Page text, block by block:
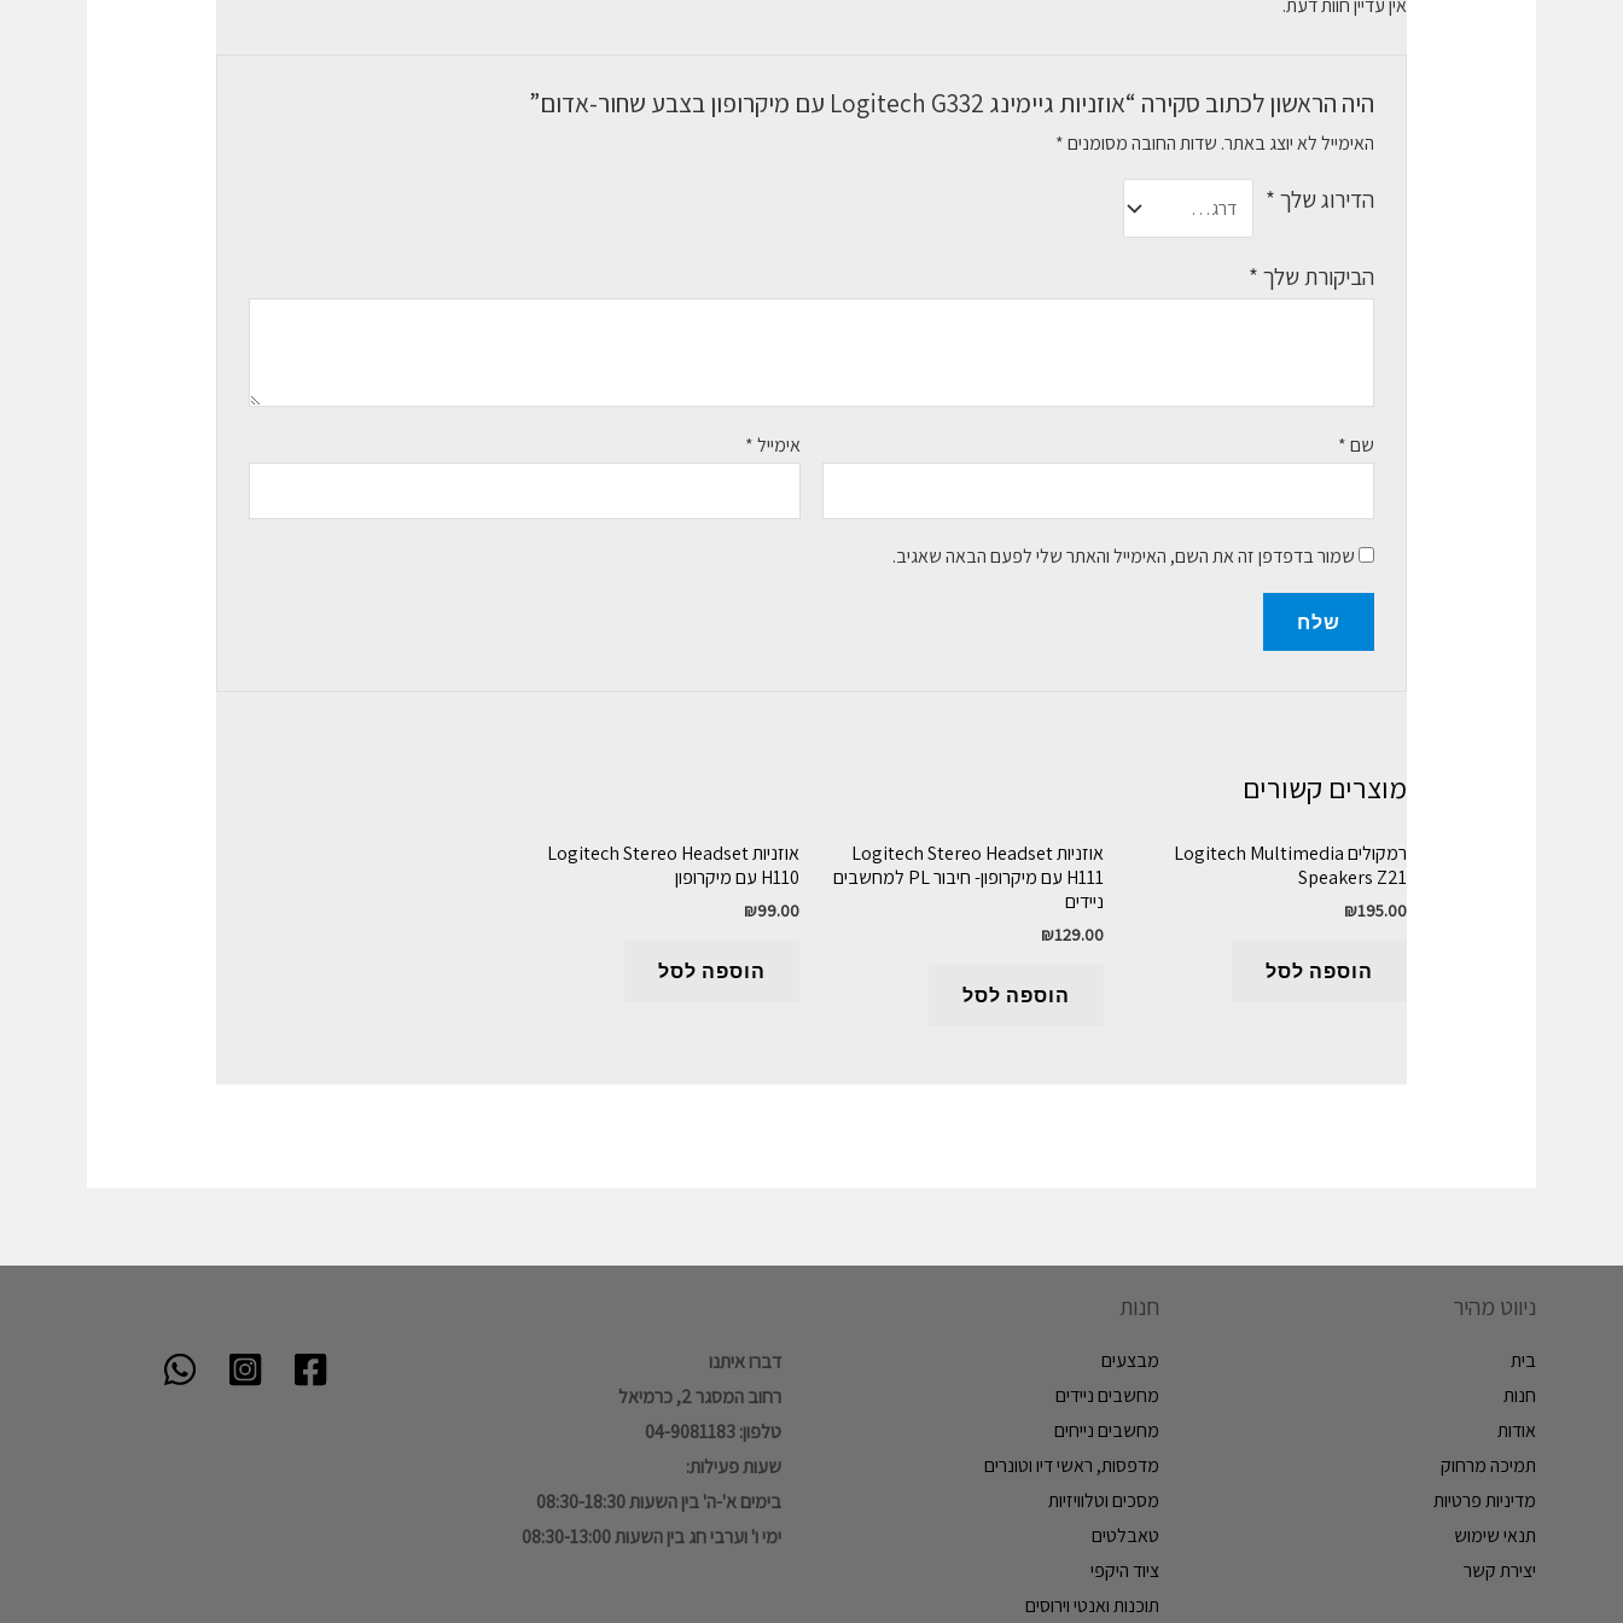
אין עדיין חוות דעת.
היה הראשון לכתוב סקירה “אוזניות גיימינג Logitech G332 עם מיקרופון בצבע שחור-אדום”
האימייל לא יוצג באתר. שדות החובה מסומנים*
הדירוג שלך*
הביקורת שלך*
שם* אימייל*
שמור בדפדפן זה את השם, האימייל והאתר שלי לפעם הבאה שאגיב.
מוצרים קשורים
רמקולים Logitech Multimedia
Speakers Z21
₪195.00
הוספה לסל
אוזניות Logitech Stereo Headset
H111 עם מיקרופון- חיבור PL למחשבים
ניידים
₪129.00
הוספה לסל
אוזניות Logitech Stereo Headset
H110 עם מיקרופון
₪99.00
הוספה לסל
ניווט מהיר
בית
חנות
אודות
תמיכה מרחוק
מדיניות פרטיות
תנאי שימוש
יצירת קשר
חנות
מבצעים
מחשבים ניידים
מחשבים נייחים
מדפסות, ראשי דיו וטונרים
מסכים וטלוויזיות
טאבלטים
ציוד היקפי
תוכנות ואנטי וירוסים
דברו איתנו
רחוב המסגר 2, כרמיאל
טלפון: 04-9081183
שעות פעילות:
בימים א'-ה' בין השעות 08:30-18:30
ימי ו' וערבי חג בין השעות 08:30-13:00